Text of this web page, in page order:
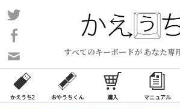
コ
ン
ン
ツ
ス
すべてのキーボードが あなた専
い
合
わ
かえうち2 おやうちくん 購入 マニュアル